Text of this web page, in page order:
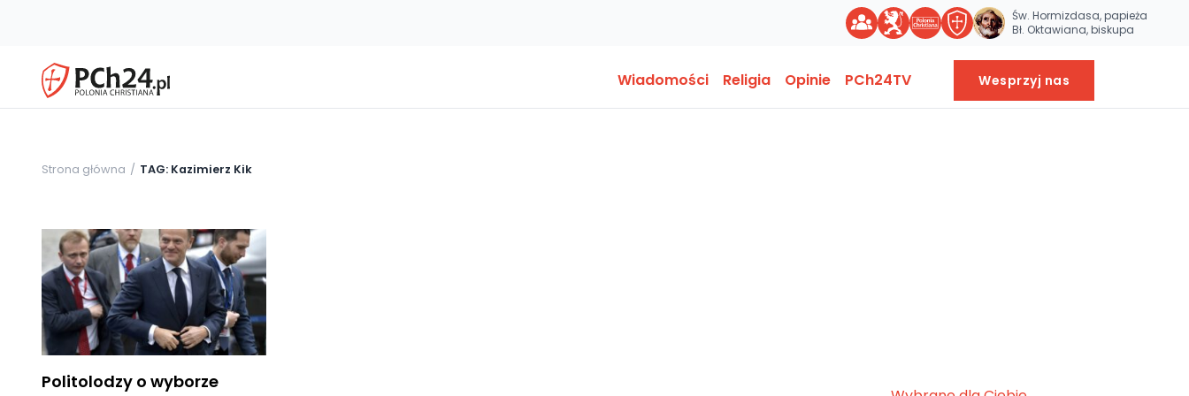
Św. Hormizdasa, papieża
Bł. Oktawiana, biskupa
Wiadomości Religia Opinie PCh24TV Wesprzyj nas
Strona główna TAG: Kazimierz Kik
Politolodzy o wyborze